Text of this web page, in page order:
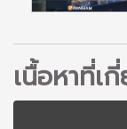
เนื้อหาที่เ